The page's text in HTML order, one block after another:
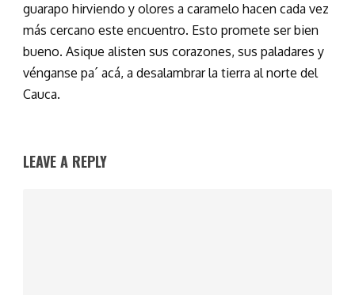
guarapo hirviendo y olores a caramelo hacen cada vez
más cercano este encuentro. Esto promete ser bien
bueno. Asique alisten sus corazones, sus paladares y
vénganse pa´ acá, a desalambrar la tierra al norte del
Cauca.
LEAVE A REPLY